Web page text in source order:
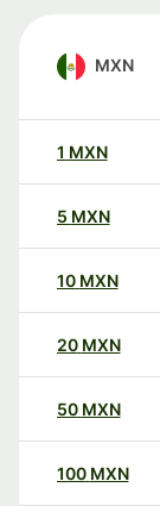
MXN
1 MXN
5 MXN
10 MXN
20 MXN
50 MXN
100 MXN